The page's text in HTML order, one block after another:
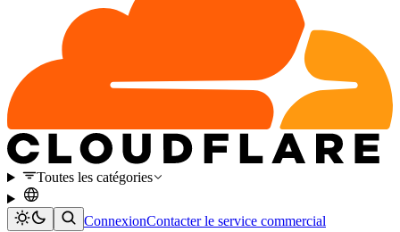
Toutes les catégories
ConnexionContacter le service commercial